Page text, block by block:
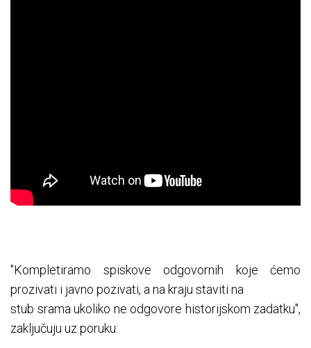
"Kompletiramo spiskove odgovornih koje ćemo
prozivati i javno pozivati, a na kraju staviti na
stub srama ukoliko ne odgovore historijskom zadatku",
zaključuju uz poruku: